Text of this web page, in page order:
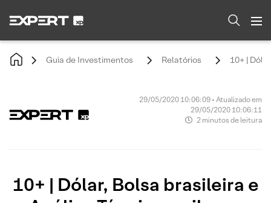
Guia de Investimentos Relatórios 10+ |
29/05/2020 10:06:09 • Atualizado em
29/05/2020 10:06:11
2 minutos de leitura
10+ | Dólar, Bolsa brasileira e